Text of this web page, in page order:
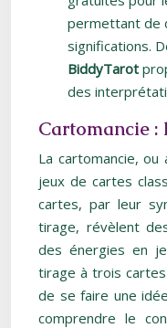
permettant de
significations.
BiddyTarot
des
Cartomancie :
La cartomancie,
jeux de cartes
cartes, par leur
tirage, révèlent
des énergies en
tirage à trois
de se faire une
comprendre le